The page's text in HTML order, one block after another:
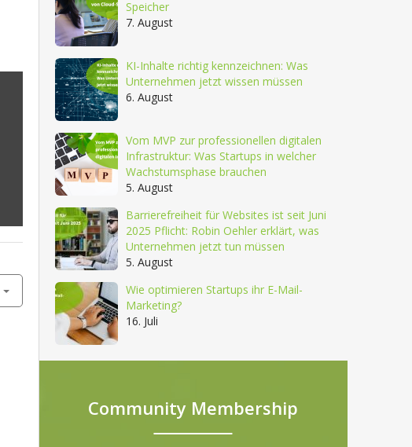
Speicher
7. August
KI-Inhalte richtig kennzeichnen: Was
Unternehmen jetzt wissen müssen
6. August
Vom MVP zur professionellen digitalen
Infrastruktur: Was Startups in welcher
Wachstumsphase brauchen
5. August
Barrierefreiheit für Websites ist seit Juni
2025 Pflicht: Robin Oehler erklärt, was
Unternehmen jetzt tun müssen
5. August
Wie optimieren Startups ihr E-Mail-
Marketing?
16. Juli
Community Membership